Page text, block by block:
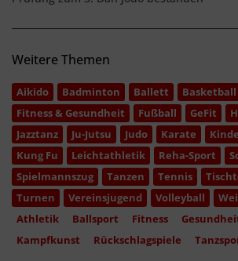
Weitere Themen
Aikido Badminton Ballett
Basketball
Fitness & Gesundheit
Fußball GeFit
Jazztanz
Ju-Jutsu Judo Karate
Kung Fu
Leichtathletik Reha-Sport
Spielmannszug
Tanzen Tennis
Turnen
Vereinsjugend Volleyball
Athletik
Ballsport Fitness
Kampfkunst
Rückschlagspiele